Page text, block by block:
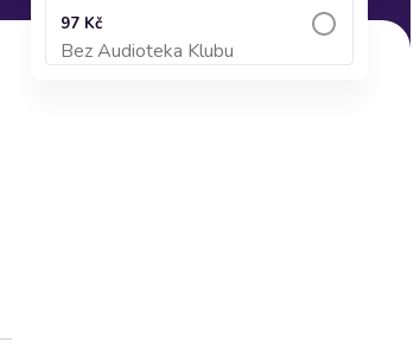
97 Kč
Bez Audioteka Klubu
Přidat do košíku